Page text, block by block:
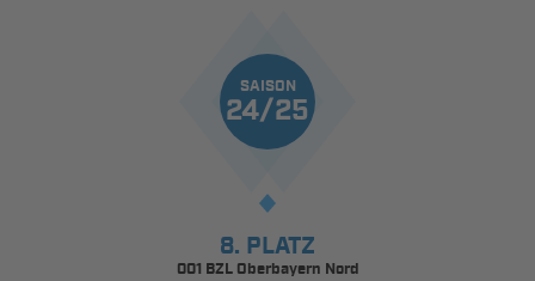
SAISON
24/25
8. PLATZ
001 BZL Oberbayern Nord